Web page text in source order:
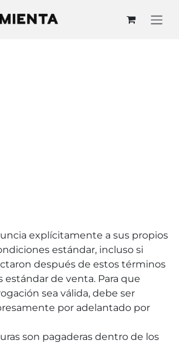
explícitamente a sus propios
estándar, incluso si
después de estos términos
estándar de venta. Para que
sea válida, debe ser
por adelantado por
son pagaderas dentro de los